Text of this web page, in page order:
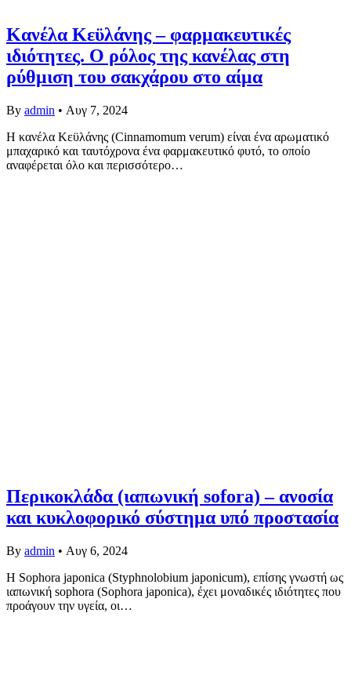
Κανέλα Κεϋλάνης – φαρμακευτικές
ιδιότητες. Ο ρόλος της κανέλας στη
ρύθμιση του σακχάρου στο αίμα
By admin • Αυγ 7, 2024
Η κανέλα Κεϋλάνης (Cinnamomum verum) είναι ένα αρωματικό
μπαχαρικό και ταυτόχρονα ένα φαρμακευτικό φυτό, το οποίο
αναφέρεται όλο και περισσότερο…
Περικοκλάδα (ιαπωνική sofora) – ανοσία
και κυκλοφορικό σύστημα υπό προστασία
By admin • Αυγ 6, 2024
Η Sophora japonica (Styphnolobium japonicum), επίσης γνωστή ως
ιαπωνική sophora (Sophora japonica), έχει μοναδικές ιδιότητες που
προάγουν την υγεία, οι…